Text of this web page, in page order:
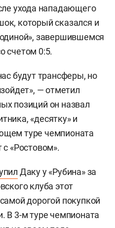
ухода нападающего
который сказался и
завершившемся
счетом 0:5.
будут трансферы, но
— отметил
позиций он назвал
«десятку» и
туре чемпионата
с «Ростовом».
Даку у «Рубина» за
клуба этот
дорогой покупкой
В 3-м туре чемпионата